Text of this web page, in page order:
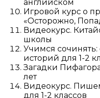
английском
Игровой курс о
«Осторожно,
Видеокурс.
школы
Учимся
историй для 1-2
Загадки
лет
Видеокурс.
для 1-2 классов